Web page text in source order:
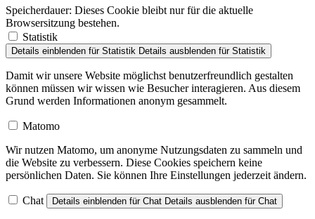
Speicherdauer: Dieses Cookie bleibt nur für die aktuelle
Browsersitzung bestehen.
Statistik
Details einblenden für Statistik Details ausblenden für Statistik
Damit wir unsere Website möglichst benutzerfreundlich gestalten
können müssen wir wissen wie Besucher interagieren. Aus diesem
Grund werden Informationen anonym gesammelt.
Matomo
Wir nutzen Matomo, um anonyme Nutzungsdaten zu sammeln und
die Website zu verbessern. Diese Cookies speichern keine
persönlichen Daten. Sie können Ihre Einstellungen jederzeit ändern.
Chat Details einblenden für Chat Details ausblenden für Chat